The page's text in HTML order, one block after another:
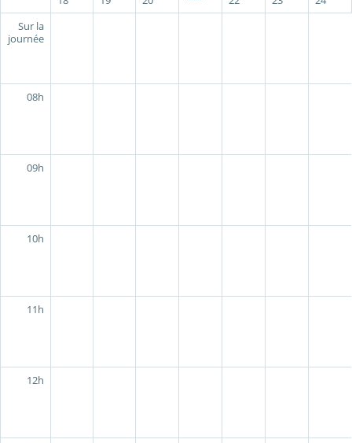
Sur la
journée
08h
09h
10h
11h
12h